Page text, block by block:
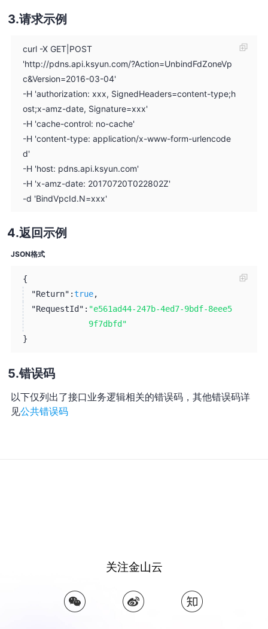
请求示例
curl -X GET|POST
'http://pdns.api.ksyun.com/?Action=UnbindFdZoneVp
c&Version=2016-03-04'
-H 'authorization: xxx, SignedHeaders=content-type;h
ost;x-amz-date, Signature=xxx'
-H 'cache-control: no-cache'
-H 'content-type: application/x-www-form-urlencode
d'
-H 'host: pdns.api.ksyun.com'
-H 'x-amz-date: 20170720T022802Z'
-d 'BindVpcId.N=xxx'
返回示例
JSON格式
{
"Return":true,
"RequestId": "e561ad44-247b-4ed7-9bdf-8eee5
9f7dbfd"
}
错误码
以下仅列出了接口业务逻辑相关的错误码，其他错误码详
见公共错误码
关注金山云